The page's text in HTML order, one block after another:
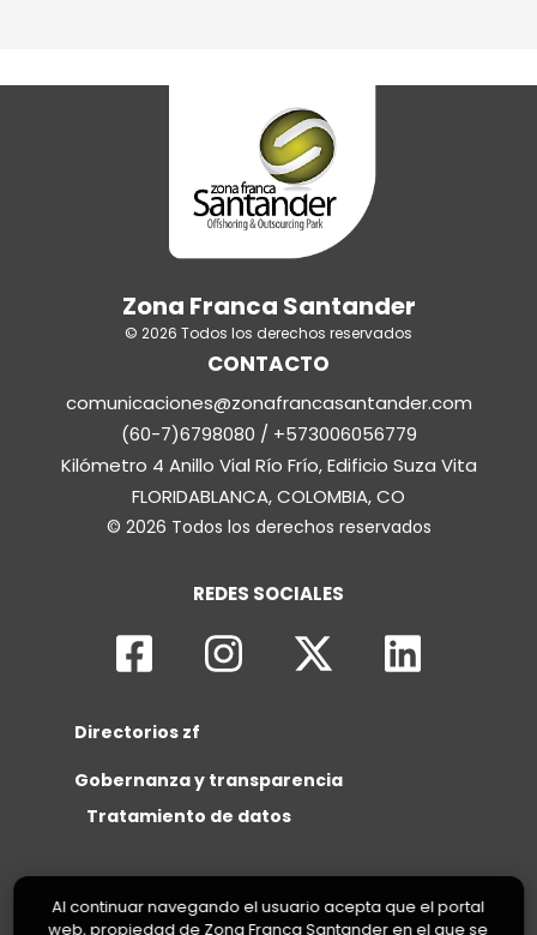
Zona Franca Santander
© 2026 Todos los derechos reservados
CONTACTO
comunicaciones@zonafrancasantander.com
(60-7)6798080 / +573006056779
Kilómetro 4 Anillo Vial Río Frío, Edificio Suza Vita
FLORIDABLANCA, COLOMBIA, CO
© 2026 Todos los derechos reservados
REDES SOCIALES
Directorios zf
Gobernanza y transparencia
Tratamiento de datos
Al continuar navegando el usuario acepta que el portal
web, propiedad de Zona Franca Santander en el que se